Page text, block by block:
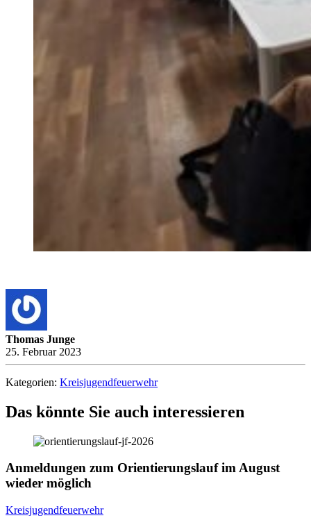
Thomas Junge
25. Februar 2023
Kategorien: Kreisjugendfeuerwehr
Das könnte Sie auch interessieren
Anmeldungen zum Orientierungslauf im August
wieder möglich
Kreisjugendfeuerwehr